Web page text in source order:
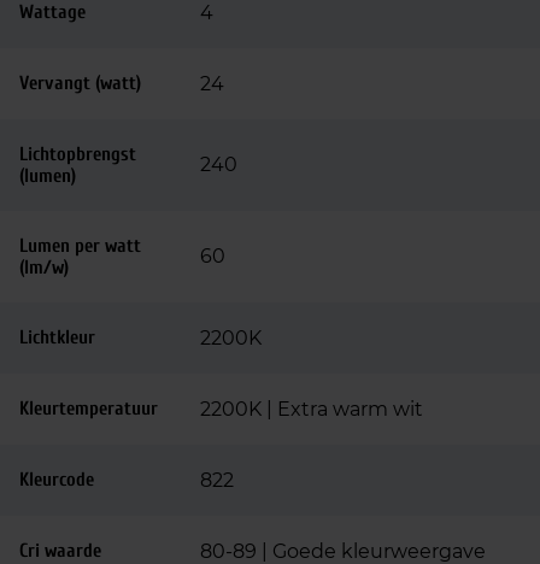
Wattage 4
Vervangt (watt) 24
Lichtopbrengst
(lumen)
240
Lumen per watt
(lm/w)
60
Lichtkleur 2200K
Kleurtemperatuur 2200K | Extra warm wit
Kleurcode 822
Cri waarde 80-89 | Goede kleurweergave